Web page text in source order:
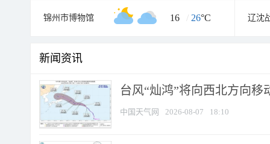
锦州市博物馆 16 / 26°C 辽沈
新闻资讯
台风“灿鸿”将向西北方向移
中国天气网 2026-08-07 18:10